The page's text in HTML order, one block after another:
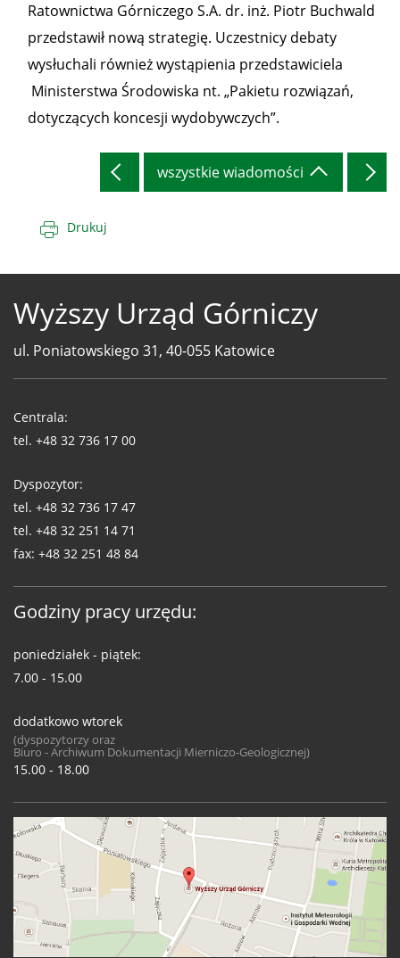
Ratownictwa Górniczego S.A. dr. inż. Piotr Buchwald
przedstawił nową strategię. Uczestnicy debaty
wysłuchali również wystąpienia przedstawiciela
Ministerstwa Środowiska nt. „Pakietu rozwiązań,
dotyczących koncesji wydobywczych”.
wszystkie wiadomości
Drukuj
Wyższy Urząd Górniczy
ul. Poniatowskiego 31, 40-055 Katowice
WUG
Centrala:
tel. +48 32 736 17 00
Dyspozytor:
tel. +48 32 736 17 47
tel. +48 32 251 14 71
fax: +48 32 251 48 84
Godziny pracy urzędu:
poniedziałek - piątek:
7.00 - 15.00
dodatkowo wtorek
(dyspozytorzy oraz
Biuro - Archiwum Dokumentacji Mierniczo-Geologicznej)
15.00 - 18.00